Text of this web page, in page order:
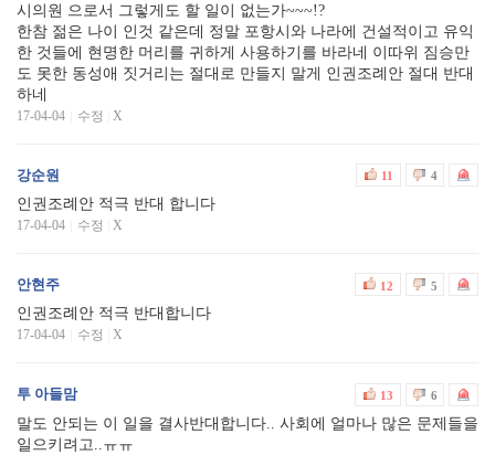
시의원 으로서 그렇게도 할 일이 없는가~~~!?
한참 젊은 나이 인것 같은데 정말 포항시와 나라에 건설적이고 유익
한 것들에 현명한 머리를 귀하게 사용하기를 바라네 이따위 짐승만
도 못한 동성애 짓거리는 절대로 만들지 말게 인권조례안 절대 반대
하네
17-04-04 수정 X
강순원 11 4
인권조례안 적극 반대 합니다
17-04-04 수정 X
안현주 12 5
인권조례안 적극 반대합니다
17-04-04 수정 X
투 아들맘 13 6
말도 안되는 이 일을 결사반대합니다.. 사회에 얼마나 많은 문제들을
일으키려고..ㅠㅠ